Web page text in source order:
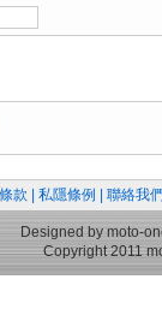
款 私隱條例 聯絡我
Designed by moto-
Copyright 2011